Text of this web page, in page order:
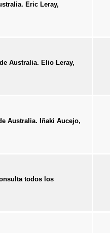
Eric Leray,
Australia. Elio Leray,
Australia. Iñaki Aucejo,
todos los